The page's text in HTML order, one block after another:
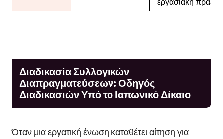
Διαδικασία Συλλογικών
Διαπραγματεύσεων: Οδηγός
Διαδικασιών Υπό το Ιαπωνικό Δίκαιο
Όταν μια εργατική ένωση καταθέτει αίτηση για